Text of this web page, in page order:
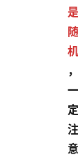
是
随
机
，
一
定
注
意